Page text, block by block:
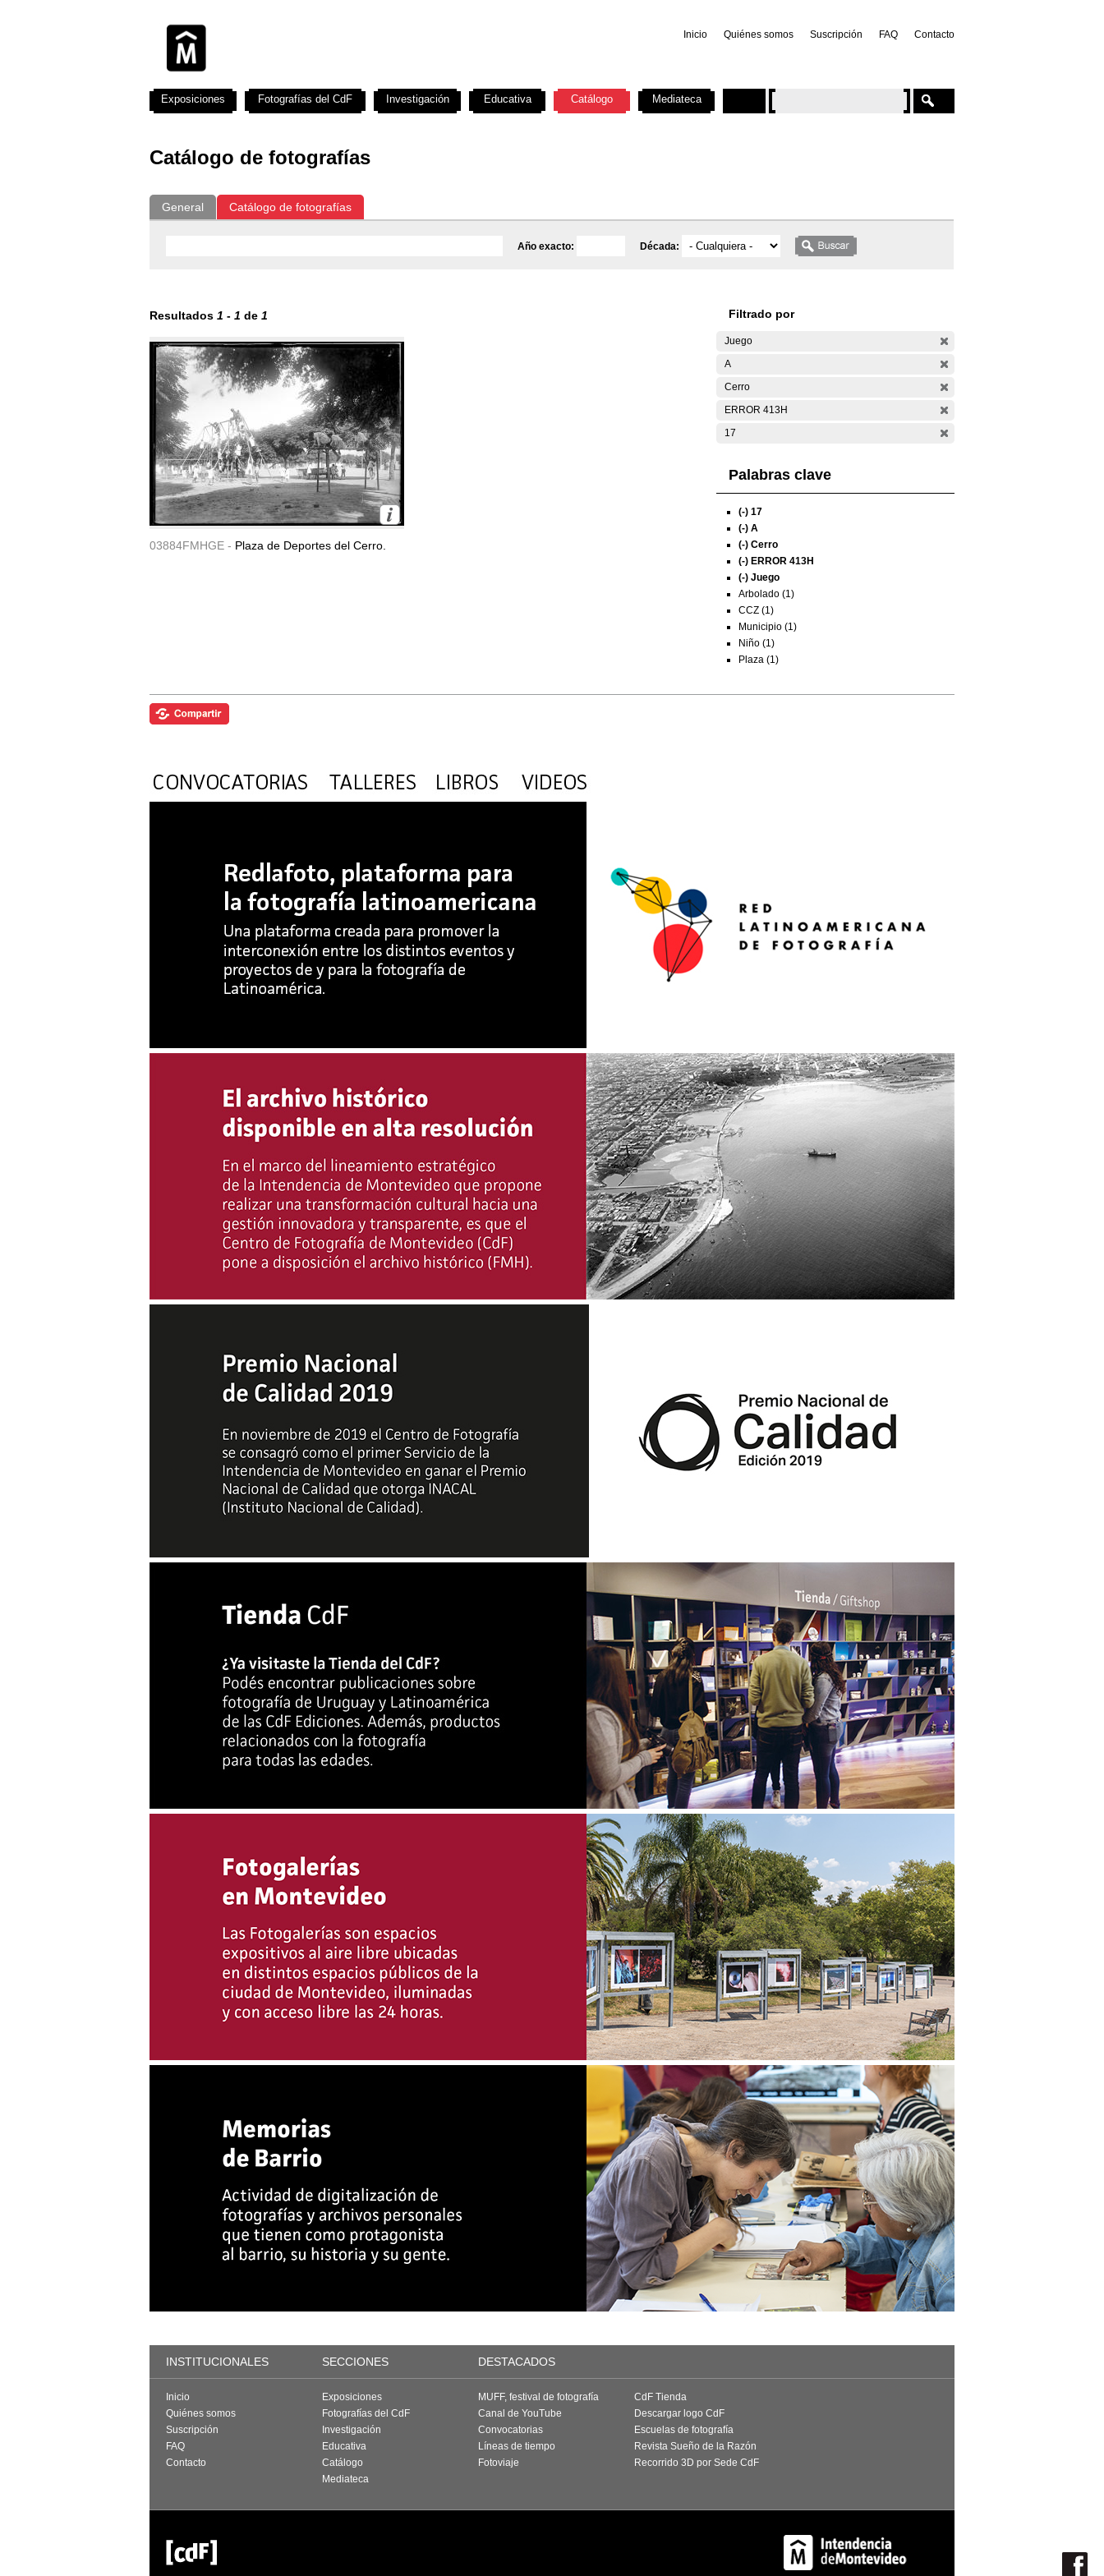
Inicio Quiénes somos Suscripción FAQ Contacto
Catálogo de fotografías
General Catálogo de fotografías
Año exacto: Década:
Resultados 1 - 1 de 1
03884FMHGE - Plaza de Deportes del Cerro.
Filtrado por
Juego
A
Cerro
ERROR 413H
17
Palabras clave
(-) 17
(-) A
(-) Cerro
(-) ERROR 413H
(-) Juego
Arbolado (1)
CCZ (1)
Municipio (1)
Niño (1)
Plaza (1)
Exposiciones Fotografías del CdF Investigación Educativa Catálogo Mediateca
INSTITUCIONALES SECCIONES DESTACADOS
Inicio
Quiénes somos
Suscripción
FAQ
Contacto
Exposiciones
Fotografías del CdF
Investigación
Educativa
Catálogo
Mediateca
MUFF, festival de fotografía
Canal de YouTube
Convocatorias
Líneas de tiempo
Fotoviaje
CdF Tienda
Descargar logo CdF
Escuelas de fotografía
Revista Sueño de la Razón
Recorrido 3D por Sede CdF